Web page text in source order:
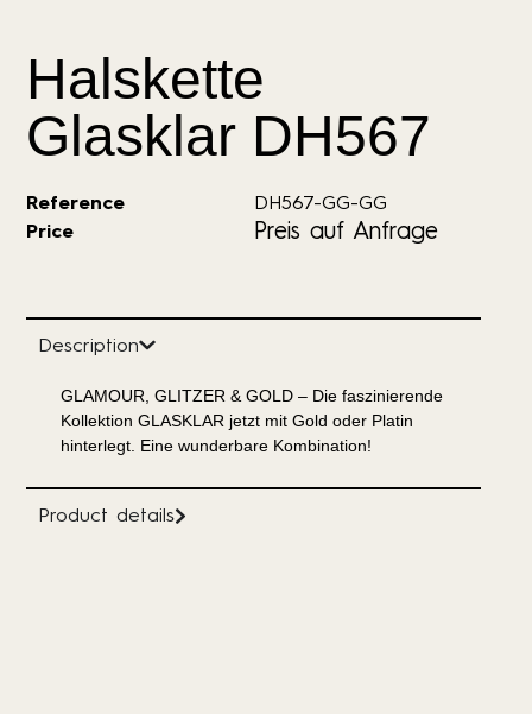
Halskette
Glasklar DH567
Reference
DH567-GG-GG
Price
Preis auf Anfrage
Description
GLAMOUR, GLITZER & GOLD – Die faszinierende
Kollektion GLASKLAR jetzt mit Gold oder Platin
hinterlegt. Eine wunderbare Kombination!
Product details